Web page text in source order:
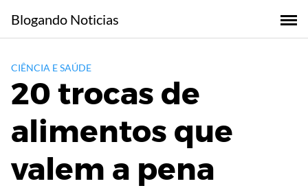
content
Blogando Noticias
CIÊNCIA E SAÚDE
20 trocas de
alimentos que
valem a pena